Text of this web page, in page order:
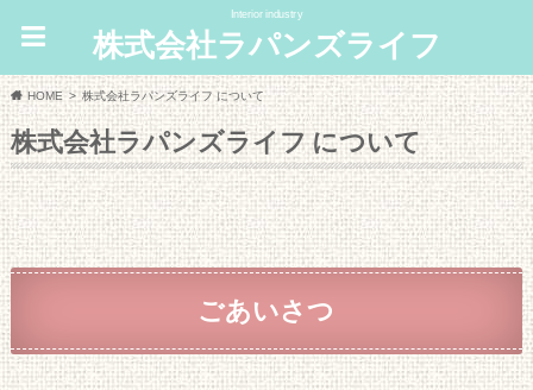
Interior industry
株式会社ラパンズライフ
HOME 株式会社ラパンズライフ について
株式会社ラパンズライフ について
ごあいさつ